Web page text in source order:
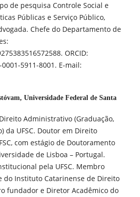
de pesquisa Controle Social e
Públicas e Serviço Público,
Chefe do Departamento de
ORCID:
5911-8001. E-mail:
Universidade Federal de Santa
Administrativo (Graduação,
da UFSC. Doutor em Direito
com estágio de Doutoramento
de Lisboa – Portugal.
pela UFSC. Membro
do Instituto Catarinense de Direito
fundador e Diretor Acadêmico do